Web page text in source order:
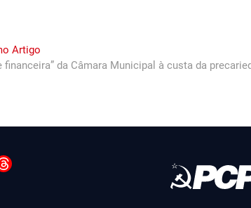
ArtigoNext
post:
financeira” da Câmara Municipal à custa da